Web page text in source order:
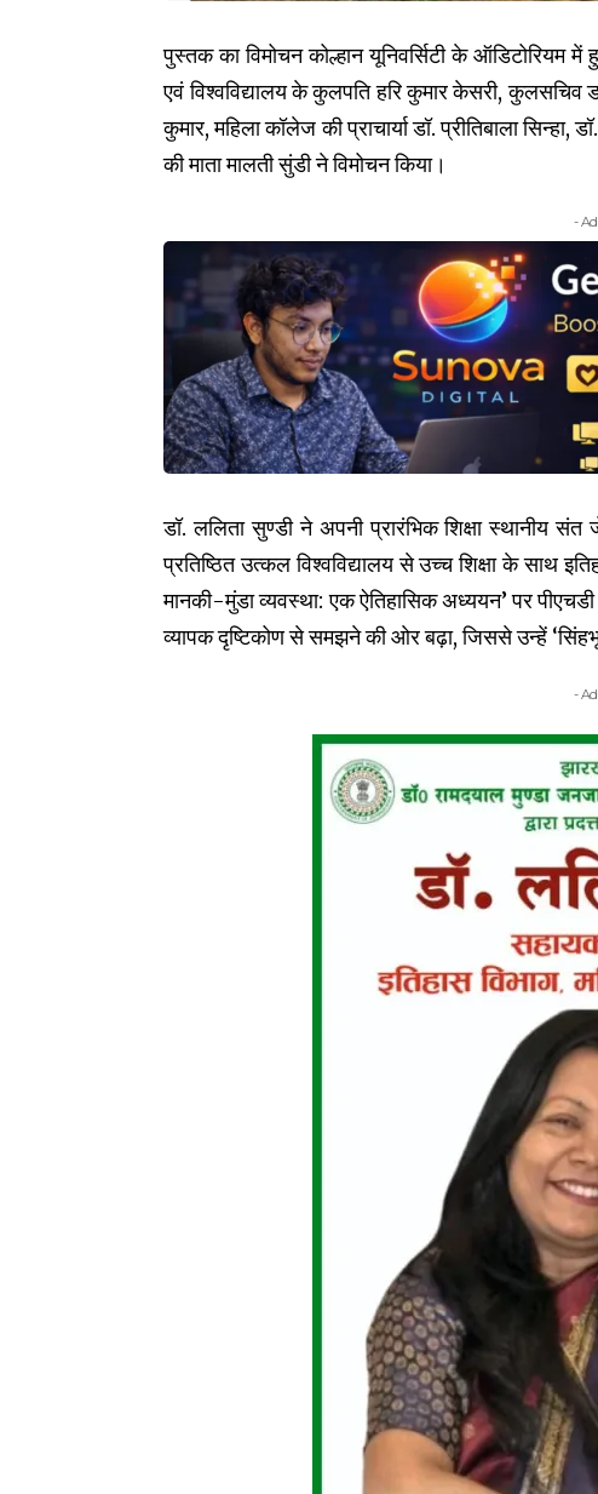
पुस्तक का विमोचन कोल्हान यूनिवर्सिटी के
एवं विश्वविद्यालय के कुलपति हरि कुमार केसरी, कुलसचिव
कुमार, महिला कॉलेज की प्राचार्या डॉ. प्रीतिबाला
की माता मालती सुंडी ने विमोचन किया।
-
डॉ. ललिता सुण्डी ने अपनी प्रारंभिक शिक्षा स्थानीय
प्रतिष्ठित उत्कल विश्वविद्यालय से उच्च शिक्षा के साथ
मानकी-मुंडा व्यवस्था: एक ऐतिहासिक अध्ययन’ पर
व्यापक दृष्टिकोण से समझने की ओर बढ़ा, जिससे उन्हें
-